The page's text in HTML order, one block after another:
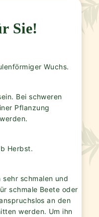
Sie!
Wuchs.
Bei schweren
Pflanzung
Herbst.
schmalen und
schmale Beete oder
an den
werden. Um ihn